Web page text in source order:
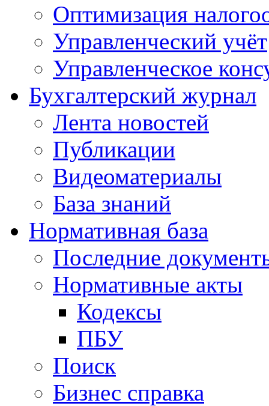
Оптимизация
Управленческий учёт
Управленческое
Бухгалтерский журнал
Лента новостей
Публикации
Видеоматериалы
База знаний
Нормативная база
Последние
Нормативные акты
Кодексы
ПБУ
Поиск
Бизнес справка